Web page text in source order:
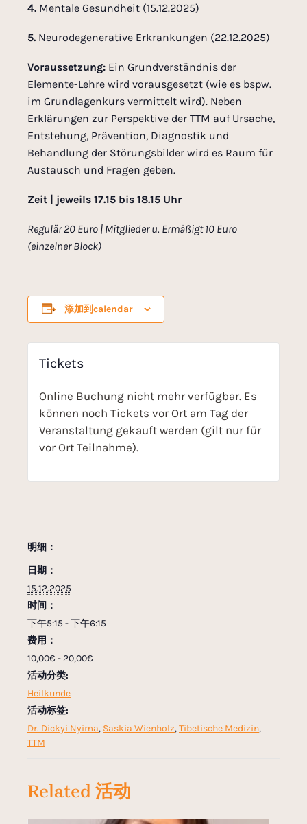
4. Mentale Gesundheit (15.12.2025)
5. Neurodegenerative Erkrankungen (22.12.2025)
Voraussetzung: Ein Grundverständnis der
Elemente-Lehre wird vorausgesetzt (wie es bspw.
im Grundlagenkurs vermittelt wird). Neben
Erklärungen zur Perspektive der TTM auf Ursache,
Entstehung, Prävention, Diagnostik und
Behandlung der Störungsbilder wird es Raum für
Austausch und Fragen geben.
Zeit | jeweils 17.15 bis 18.15 Uhr
Regulär 20 Euro | Mitglieder u. Ermäßigt 10 Euro
(einzelner Block)
添加到calendar
明细：
日期：
15.12.2025
时间：
下午5:15 - 下午6:15
费用：
10,00€ - 20,00€
活动分类:
Heilkunde
活动标签:
Dr. Dickyi Nyima, Saskia Wienholz,Tibetische Medizin,
TTM
Tickets
Online Buchung nicht mehr verfügbar. Es
können noch Tickets vor Ort am Tag der
Veranstaltung gekauft werden (gilt nur für
vor Ort Teilnahme).
Related 活动